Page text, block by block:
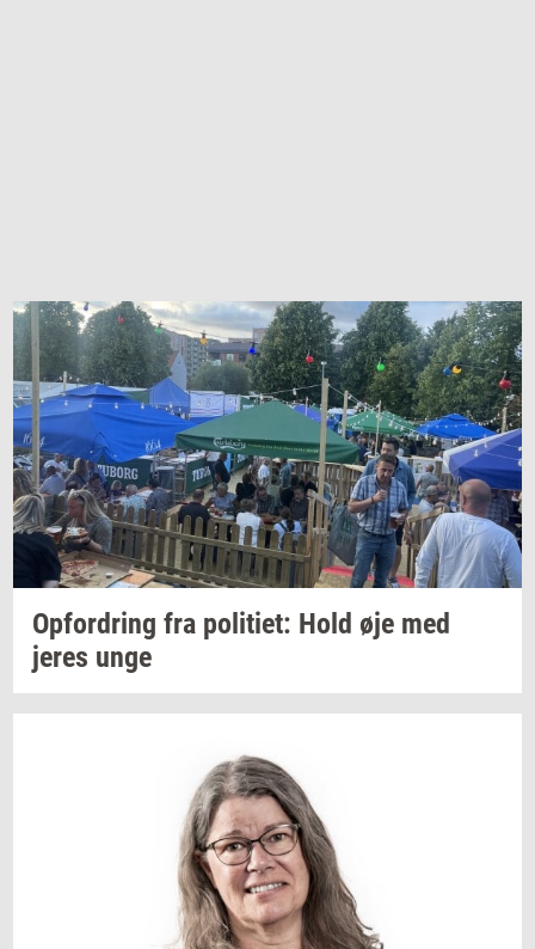
Op­for­dring fra po­li­ti­et: Hold øje med
jeres unge